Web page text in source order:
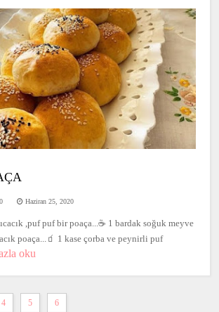
0 Haziran 25, 2020
,puf puf bir poaça...☕️ 1 bardak soğuk meyve
poaça...🧃 1 kase çorba ve peynirli puf
oku
4 5 6